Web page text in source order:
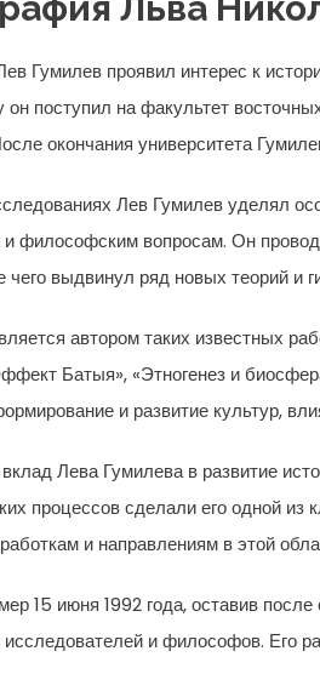
Гумилев проявил интерес к
он поступил на факультет
окончания университета
Лев Гумилев уделял
и философским вопросам. Он
чего выдвинул ряд новых теорий и
автором таких известных
Батыя», «Этногенез и
и развитие культур,
Лева Гумилева в развитие
процессов сделали его одной
и направлениям в этой
15 июня 1992 года, оставив
исследователей и философов. Его